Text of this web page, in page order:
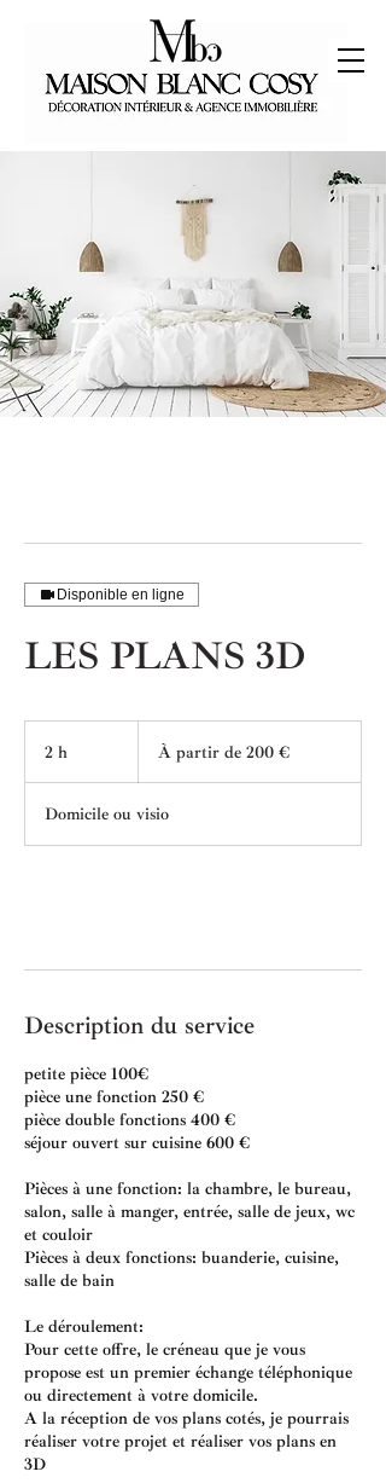
Disponible en ligne
LES PLANS 3D
2 h
partir
euros
À partir de 200 €
Domicile ou visio
Description du service
petite pièce 100€
pièce une fonction 250 €
pièce double fonctions 400 €
séjour ouvert sur cuisine 600 €
Pièces à une fonction: la chambre, le bureau,
salon, salle à manger, entrée, salle de jeux, wc
et couloir
Pièces à deux fonctions: buanderie, cuisine,
salle de bain
Le déroulement:
Pour cette offre, le créneau que je vous
propose est un premier échange téléphonique
ou directement à votre domicile.
A la réception de vos plans cotés, je pourrais
réaliser votre projet et réaliser vos plans en
3D